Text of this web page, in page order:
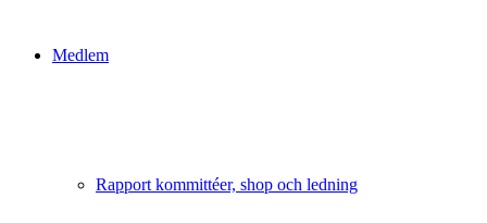
Medlem
Rapport kommittéer, shop och ledning